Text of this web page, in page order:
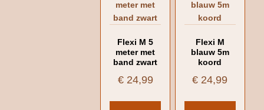
Flexi M 5
meter met
band zwart
€24,99
Flexi M
blauw 5m
koord
€ 24,99